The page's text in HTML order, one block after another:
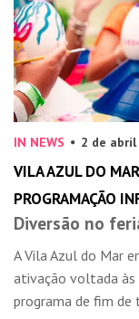
IN NEWS 2 de
VILA AZUL DO
PROGRAMAÇÃO
Diversão no
A Vila Azul do Mar
ativação voltada
programa de fim de